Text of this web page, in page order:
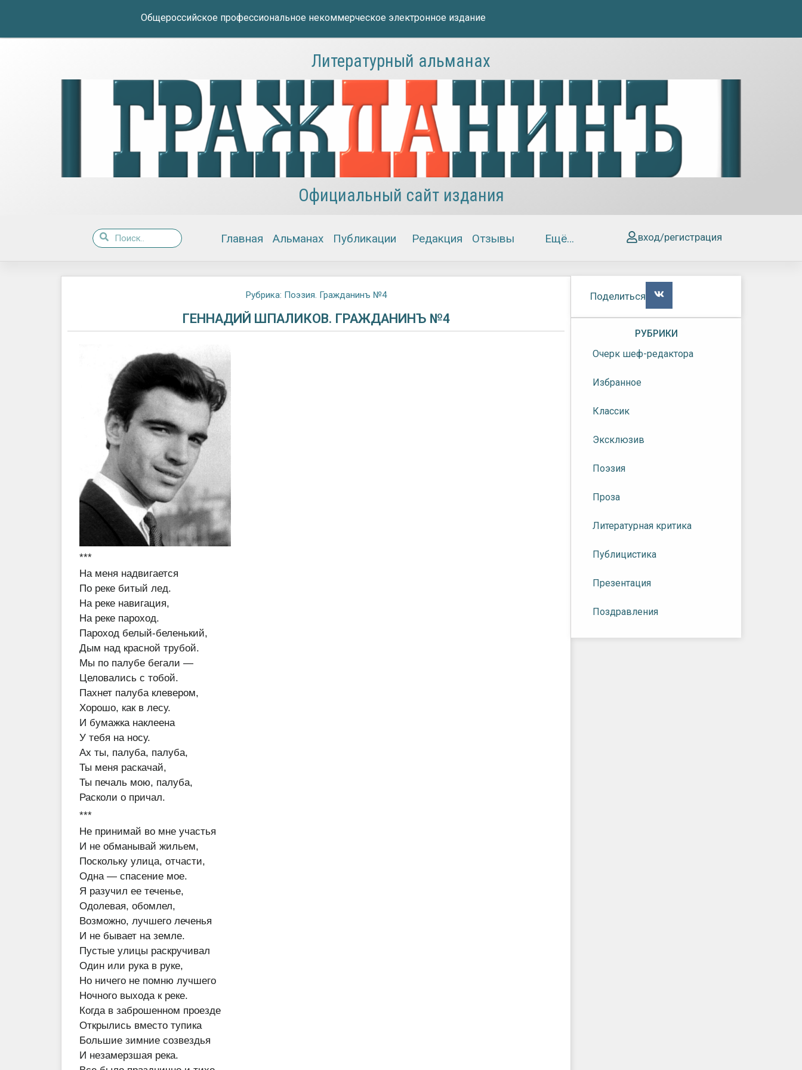
Общероссийское профессиональное некоммерческое электронное издание
Литературный альманах
Официальный сайт издания
Главная Альманах Публикации Редакция Отзывы Ещё… вход/регистрация
Рубрика: Поэзия. Гражданинъ №4
ГЕННАДИЙ ШПАЛИКОВ. ГРАЖДАНИНЪ №4
***
На меня надвигается
По реке битый лед.
На реке навигация,
На реке пароход.
Пароход белый-беленький,
Дым над красной трубой.
Мы по палубе бегали —
Целовались с тобой.
Пахнет палуба клевером,
Хорошо, как в лесу.
И бумажка наклеена
У тебя на носу.
Ах ты, палуба, палуба,
Ты меня раскачай,
Ты печаль мою, палуба,
Расколи о причал.
***
Не принимай во мне участья
И не обманывай жильем,
Поскольку улица, отчасти,
Одна — спасение мое.
Я разучил ее теченье,
Одолевая, обомлел,
Возможно, лучшего леченья
И не бывает на земле.
Пустые улицы раскручивал
Один или рука в руке,
Но ничего не помню лучшего
Ночного выхода к реке.
Когда в заброшенном проезде
Открылись вместо тупика
Большие зимние созвездья
И незамерзшая река.
Поделиться
РУБРИКИ
Очерк шеф-редактора
Избранное
Классик
Эксклюзив
Поэзия
Проза
Литературная критика
Публицистика
Презентация
Поздравления